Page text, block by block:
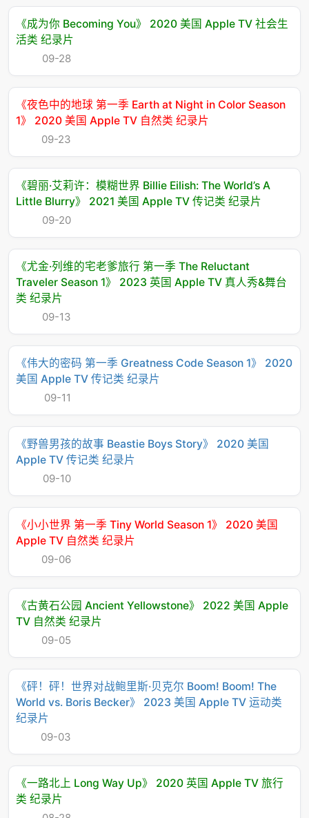
《成为你 Becoming You》 2020 美国 Apple TV 社会生
活类 纪录片
09-28
《夜色中的地球 第一季 Earth at Night in Color Season
1》 2020 美国 Apple TV 自然类 纪录片
09-23
《碧丽·艾莉许：模糊世界 Billie Eilish: The World’s A
Little Blurry》 2021 美国 Apple TV 传记类 纪录片
09-20
《尤金·列维的宅老爹旅行 第一季 The Reluctant
Traveler Season 1》 2023 英国 Apple TV 真人秀&舞台
类 纪录片
09-13
《伟大的密码 第一季 Greatness Code Season 1》 2020
美国 Apple TV 传记类 纪录片
09-11
《野兽男孩的故事 Beastie Boys Story》 2020 美国
Apple TV 传记类 纪录片
09-10
《小小世界 第一季 Tiny World Season 1》 2020 美国
Apple TV 自然类 纪录片
09-06
《古黄石公园 Ancient Yellowstone》 2022 美国 Apple
TV 自然类 纪录片
09-05
《砰！砰！世界对战鲍里斯·贝克尔 Boom! Boom! The
World vs. Boris Becker》 2023 美国 Apple TV 运动类
纪录片
09-03
《一路北上 Long Way Up》 2020 英国 Apple TV 旅行
类 纪录片